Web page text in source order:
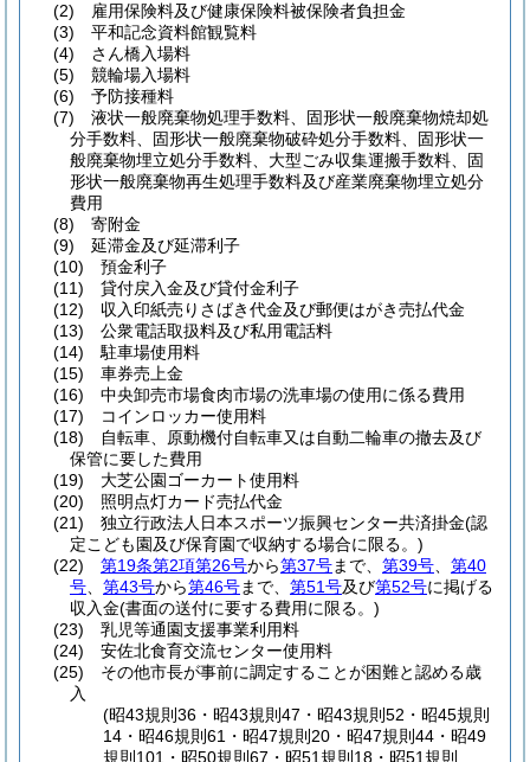
(2)
雇用保険料及び健康保険料被保険者負担金
(3)
平和記念資料館観覧料
(4)
さん橋入場料
(5)
競輪場入場料
(6)
予防接種料
(7)
液状一般廃棄物処理手数料、固形状一般廃棄物焼却処
分手数料、固形状一般廃棄物破砕処分手数料、固形状一
般廃棄物埋立処分手数料、大型ごみ収集運搬手数料、固
形状一般廃棄物再生処理手数料及び産業廃棄物埋立処分
費用
(8)
寄附金
(9)
延滞金及び延滞利子
(10)
預金利子
(11)
貸付戻入金及び貸付金利子
(12)
収入印紙売りさばき代金及び郵便はがき売払代金
(13)
公衆電話取扱料及び私用電話料
(14)
駐車場使用料
(15)
車券売上金
(16)
中央卸売市場食肉市場の洗車場の使用に係る費用
(17)
コインロッカー使用料
(18)
自転車、原動機付自転車又は自動二輪車の撤去及び
保管に要した費用
(19)
大芝公園ゴーカート使用料
(20)
照明点灯カード売払代金
(21)
独立行政法人日本スポーツ振興センター共済掛金(認
定こども園及び保育園で収納する場合に限る。)
(22)
第19条第2項第26号から第37号まで、 第39号
第40
号
第43号から第46号まで、 第51号及び第52号に掲げる
収入金(書面の送付に要する費用に限る。)
(23)
乳児等通園支援事業利用料
(24)
安佐北食育交流センター使用料
(25)
その他市長が事前に調定することが困難と認める歳
入
(昭43規則36・昭43規則47・昭43規則52・昭45規則
14・昭46規則61・昭47規則20・昭47規則44・昭49
規則101・昭50規則67・昭51規則18・昭51規則